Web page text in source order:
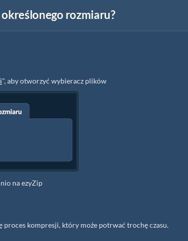
rozmiaru?
", aby otworzyć wybieracz plików
na ezyZip
proces kompresji, który może potrwać trochę czasu.